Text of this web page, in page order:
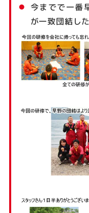
今までで一番
が一致団結し